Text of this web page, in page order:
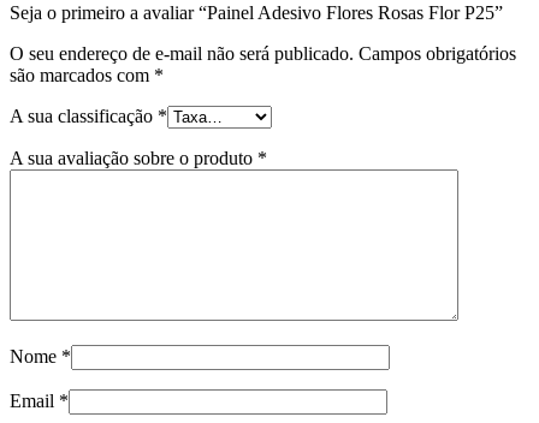
Seja o primeiro a avaliar “Painel Adesivo Flores Rosas Flor P25”
O seu endereço de e-mail não será publicado. Campos obrigatórios
são marcados com *
A sua classificação *
A sua avaliação sobre o produto *
Nome *
Email *